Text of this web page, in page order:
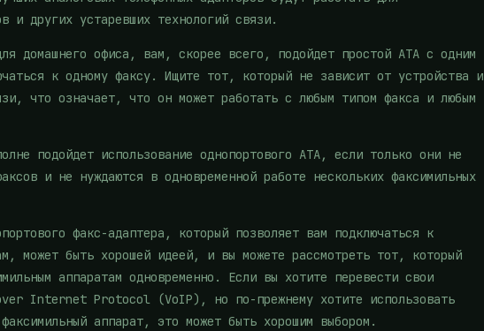
и других устаревших технологий связи.
домашнего офиса, вам, скорее всего, подойдет простой ATA с одним
к одному факсу. Ищите тот, который не зависит от устройства и
что означает, что он может работать с любым типом факса и любым
подойдет использование однопортового ATA, если только они не
и не нуждаются в одновременной работе нескольких факсимильных
факс-адаптера, который позволяет вам подключаться к
может быть хорошей идеей, и вы можете рассмотреть тот, который
аппаратам одновременно. Если вы хотите перевести свои
Internet Protocol (VoIP), но по-прежнему хотите использовать
аппарат, это может быть хорошим выбором.